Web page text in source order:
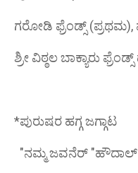
ಗರೋಡಿ ಫ್ರೆಂಡ್ಸ್
ಶ್ರೀ ವಿಠ್ಠಲ ಬಾಕ್ಯಾರು
*ಪುರುಷರ ಹಗ್ಗ ಜಗ್ಗಾಟ
"ನಮ್ಮ ಜವನೆರ್ "ಹೌದಾಲ್